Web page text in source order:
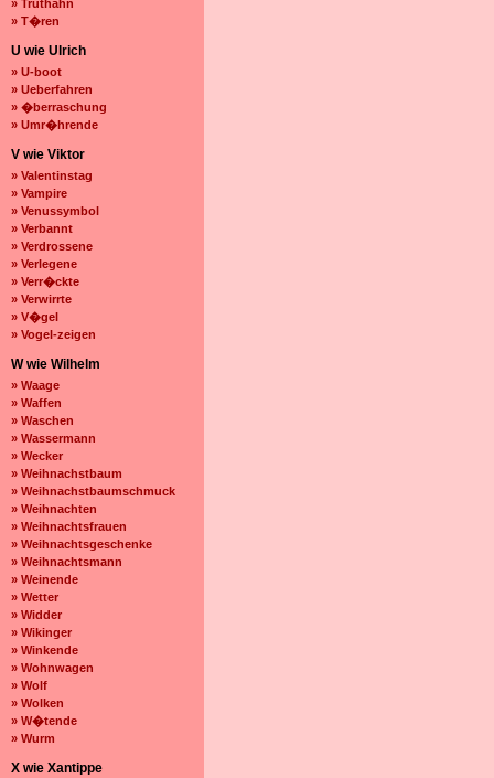
» Truthahn
» T�ren
U wie Ulrich
» U-boot
» Ueberfahren
» �berraschung
» Umr�hrende
V wie Viktor
» Valentinstag
» Vampire
» Venussymbol
» Verbannt
» Verdrossene
» Verlegene
» Verr�ckte
» Verwirrte
» V�gel
» Vogel-zeigen
W wie Wilhelm
» Waage
» Waffen
» Waschen
» Wassermann
» Wecker
» Weihnachstbaum
» Weihnachstbaumschmuck
» Weihnachten
» Weihnachtsfrauen
» Weihnachtsgeschenke
» Weihnachtsmann
» Weinende
» Wetter
» Widder
» Wikinger
» Winkende
» Wohnwagen
» Wolf
» Wolken
» W�tende
» Wurm
X wie Xantippe